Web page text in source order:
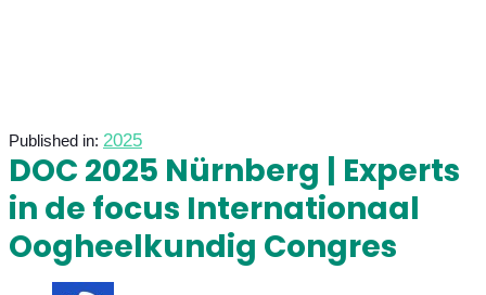
Published in: 2025
DOC 2025 Nürnberg | Experts
in de focus Internationaal
Oogheelkundig Congres